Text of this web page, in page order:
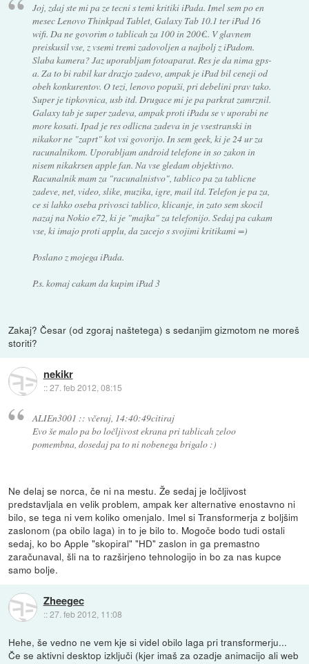
Joj, zdaj ste mi pa ze tecni s temi kritiki iPada. Imel sem po en
mesec Lenovo Thinkpad Tablet, Galaxy Tab 10.1 ter iPad 16
wifi. Da ne govorim o tablicah za 100 in 200€.. V glavnem
preiskusil vse, z vsemi tremi zadovoljen a najbolj z iPadom.
Slaba kamera? Jaz uporabljam fotoaparat. Res je da nima gps-
a. Za to bi rabil kar drazjo zadevo, ampak je iPad bil ceneji od
obeh konkurentov. O tezi, lenovo popuši, pri debelini prav tako.
Super je tipkovnica, usb itd. Drugace mi je pa parkrat zamrznil.
Galaxy tab je super zadeva, ampak proti iPadu se v uporabi ne
more kosati. Ipad je res odlicna zadeva in je vsestranski in
nikakor ne "zaprt" kot vsi govorijo. In sem geek, ki je 24 ur za
racunalnikom. Uporabljam android telefone in so zakon in
nisem nikakrsen apple fan. Na vse gledam objektivno.
Racunalnik mam za "racunalnistvo", tablico pa za tablicne
zadeve, net, video, slike, muzika, igre, mail itd. Telefon je pa za,
ce si lahko oseba privosci tablico, klicanje, in zato sem skocil
nazaj na Nokio e72, ki je "majka" za telefonijo. Sedaj pa cakam
vse, ki imajo proti applu, da zacejo s svojimi kritikami =)
Poslano z mojega iPada.
P.s. komaj cakam da kupim iPad 3
Zakaj? Česar (od zgoraj naštetega) s sedanjim gizmotom ne moreš
storiti?
nekikr
::27. feb 2012, 08:15
ALIEn3001 :: včeraj, 14:40:49citiraj
Evo še malo pa bo ločljivost ekrana pri tablicah zeloo
pomembna, dosedaj pa to ni nobenega brigalo :)
Ne delaj se norca, če ni na mestu. Že sedaj je ločljivost
predstavljala en velik problem, ampak ker alternative enostavno ni
bilo, se tega ni vem koliko omenjalo. Imel si Transformerja z boljšim
zaslonom (pa obilo laga) in to je bilo to. Mogoče bodo tudi ostali
sedaj, ko bo Apple "skopiral" "HD" zaslon in ga premastno
zaračunaval, šli na to razširjeno tehnologijo in bo za nas kupce
samo bolje.
Zheegec
::27. feb 2012, 11:08
Hehe, še vedno ne vem kje si videl obilo laga pri transformerju...
Če se aktivni desktop izključi (kjer imaš za ozadje animacijo ali web